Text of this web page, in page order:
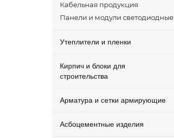
Кабельная продукция
Панели и модули светодиодные
Утеплители и пленки
Кирпич и блоки для
строительства
Арматура и сетки армирующие
Асбоцементные изделия